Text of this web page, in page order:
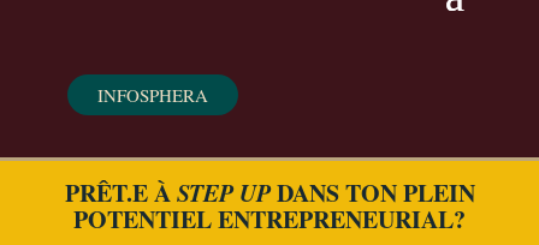
INFOSPHERA
PRÊT.E ÀSTEP UPDANS TON PLEIN
POTENTIEL ENTREPRENEURIAL?